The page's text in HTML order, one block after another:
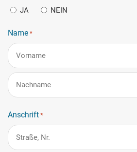
JA NEIN
Name *
Vorname
Anschrift *